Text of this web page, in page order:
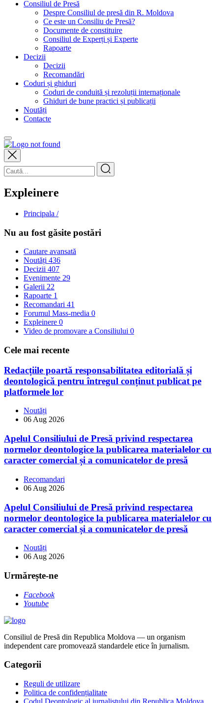
Consiliul de Presă
Despre Consiliul de presă din R. Moldova
Ce este un Consiliu de Presă?
Documente de constituire
Consiliul de Experți și Experte
Rapoarte
Decizii
Decizii
Recomandări
Coduri și ghiduri
Coduri de conduită și rezoluții internaționale
Ghiduri de bune practici și publicații
Noutăți
Contacte
Expleinere
Principala /
Nu au fost găsite postări
Cautare avansată
Noutăți 436
Decizii 407
Evenimente 29
Galerii 22
Rapoarte 1
Recomandari 41
Forumul Mass-media 0
Expleinere 0
Video de promovare a Consiliului 0
Cele mai recente
Redacțiile poartă responsabilitatea editorială și
deontologică pentru întregul conținut publicat pe
platformele lor
Noutăți
06 Aug 2026
Apelul Consiliului de Presă privind respectarea
normelor deontologice la publicarea materialelor cu
caracter comercial și a comunicatelor de presă
Recomandari
06 Aug 2026
Apelul Consiliului de Presă privind respectarea
normelor deontologice la publicarea materialelor cu
caracter comercial și a comunicatelor de presă
Noutăți
06 Aug 2026
Urmărește-ne
Facebook
Youtube
Consiliul de Presă din Republica Moldova — un organism
independent care promovează standardele etice în jurnalism.
Categorii
Reguli de utilizare
Politica de confidențialitate